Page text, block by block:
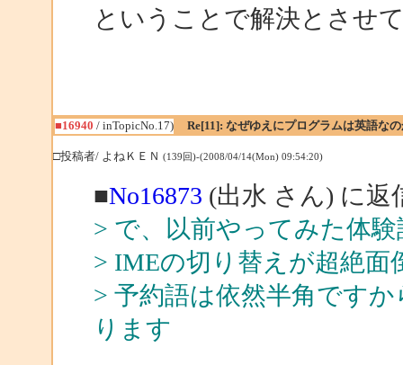
ということで解決とさせ
■16940 / inTopicNo.17) Re[11]: なぜゆえにプログラムは英語な
□投稿者/ よねＫＥＮ (139回)-(2008/04/14(Mon) 09:54:20)
■No16873 (出水 さん) に返
> で、以前やってみた体
> IMEの切り替えが超絶面
> 予約語は依然半角です
ります